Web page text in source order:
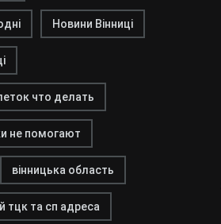
Новини Вінниці
что делать
не помогают
вінницька область
тцк та сп адреса